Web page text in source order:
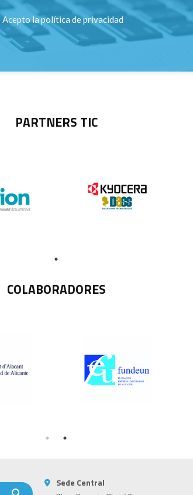
Acepto lapolítica de privacidad
PARTNERS TIC
COLABORADORES
Sede Central